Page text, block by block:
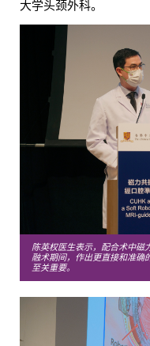
大学头颈外科。
陈英权医生表示，配合术中磁
融术期间，作出更直接和准确
至关重要。